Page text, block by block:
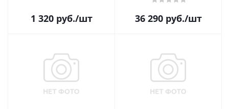
1 320руб./шт 36 290руб./шт